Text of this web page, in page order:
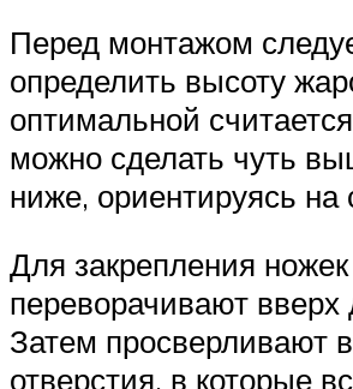
Перед монтажом
определить высоту
оптимальной
можно сделать чуть
ниже, ориентируясь на
Для закрепления ножек
переворачивают
Затем просверливают
отверстия, в которые